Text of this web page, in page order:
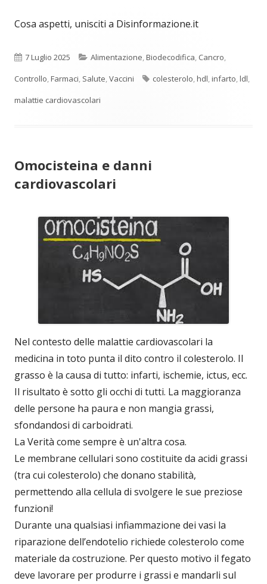
Cosa aspetti, unisciti a Disinformazione.it
Pubblicato
7 Luglio 2025 Categorie
Alimentazione,Biodecodifica, Cancro,
Controllo,Farmaci, Salute,Vaccini Tag
colesterolo,hdl,infarto,ldl,
malattie cardiovascolari
Omocisteina e danni
cardiovascolari
Nel contesto delle malattie cardiovascolari la
medicina in toto punta il dito contro il colesterolo. Il
grasso è la causa di tutto: infarti, ischemie, ictus, ecc.
Il risultato è sotto gli occhi di tutti. La maggioranza
delle persone ha paura e non mangia grassi,
sfondandosi di carboidrati.
La Verità come sempre è un'altra cosa.
Le membrane cellulari sono costituite da acidi grassi
(tra cui colesterolo) che donano stabilità,
permettendo alla cellula di svolgere le sue preziose
funzioni!
Durante una qualsiasi infiammazione dei vasi la
riparazione dell’endotelio richiede colesterolo come
materiale da costruzione. Per questo motivo il fegato
deve lavorare per produrre i grassi e mandarli sul